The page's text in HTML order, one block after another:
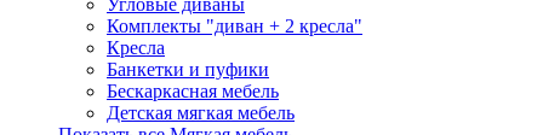
Угловые диваны
Комплекты "диван + 2 кресла"
Кресла
Банкетки и пуфики
Бескаркасная мебель
Детская мягкая мебель